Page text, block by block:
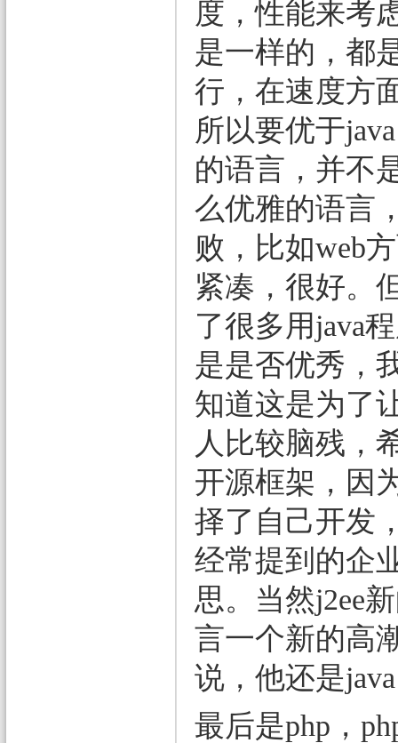
度，性能来考
是一样的，都
行，在速度方
所以要优于
的语言，并不
么优雅的语言
败，比如web
紧凑，很好。
了很多用java
是是否优秀，
知道这是为了
人比较脑残，
开源框架，因
择了自己开发
经常提到的企
思。当然j2ee
言一个新的高
说，他还是
最后是php，